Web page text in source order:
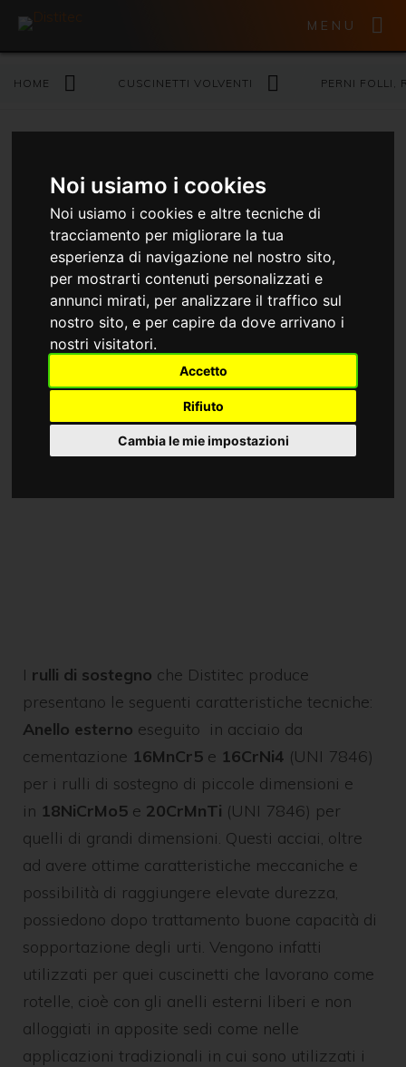
Noi usiamo i cookies
Noi usiamo i cookies e altre tecniche di
tracciamento per migliorare la tua
esperienza di navigazione nel nostro sito,
per mostrarti contenuti personalizzati e
annunci mirati, per analizzare il traffico sul
nostro sito, e per capire da dove arrivano i
nostri visitatori.
Accetto
Rifiuto
Cambia le mie impostazioni
MENU
HOME CUSCINETTI VOLVENTI PERNI FOLLI,
Rulli di sostegno
PERNI FOLLI
I rulli di sostegno che Distitec produce
presentano le seguenti caratteristiche tecniche:
Anello esterno eseguito in acciaio da
cementazione 16MnCr5 e 16CrNi4 (UNI 7846)
per i rulli di sostegno di piccole dimensioni e
in 18NiCrMo5 e 20CrMnTi (UNI 7846) per
quelli di grandi dimensioni. Questi acciai, oltre
ad avere ottime caratteristiche meccaniche e
possibilità di raggiungere elevate durezza,
possiedono dopo trattamento buone capacità di
sopportazione degli urti. Vengono infatti
utilizzati per quei cuscinetti che lavorano come
rotelle, cioè con gli anelli esterni liberi e non
alloggiati in apposite sedi come nelle
applicazioni tradizionali in cui sono utilizzati i